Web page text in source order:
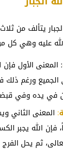
يتألف من
عليه وهي كل
: المعنى الأول فإن
الجميع ورغم ذلك
في يده وفي
: المعنى الثاني
فإن الله يجبر
ثم يحل